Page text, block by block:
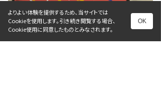
よりよい体験を提供するため、当サイトでは
Cookieを使用します。引き続き閲覧する場合、
Cookie使用に同意したものとみなされます。
OK